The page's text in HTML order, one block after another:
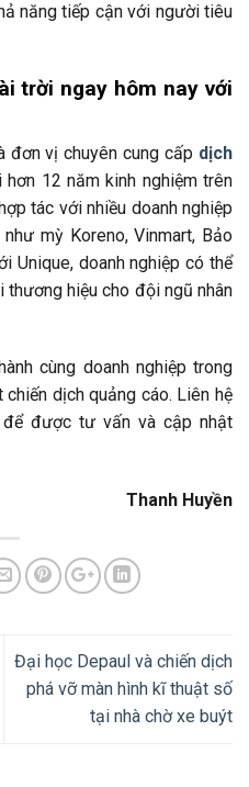
năng tiếp cận với người tiêu
trời ngay hôm nay với
đơn vị chuyên cung cấp dịch
hơn 12 năm kinh nghiệm trên
tác với nhiều doanh nghiệp
mỳ Koreno, Vinmart, Bảo
Unique, doanh nghiệp có thể
hiệu cho đội ngũ nhân
cùng doanh nghiệp trong
dịch quảng cáo. Liên hệ
được tư vấn và cập nhật
Thanh Huyền
Đại học Depaul và chiến dịch
phá vỡ màn hình kĩ thuật số
tại nhà chờ xe buýt